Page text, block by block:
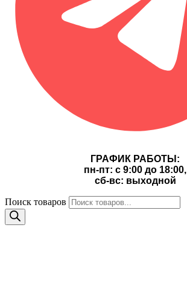
ГРАФИК РАБОТЫ:
пн-пт: с 9:00 до 18:00,
сб-вс: выходной
Поиск товаров